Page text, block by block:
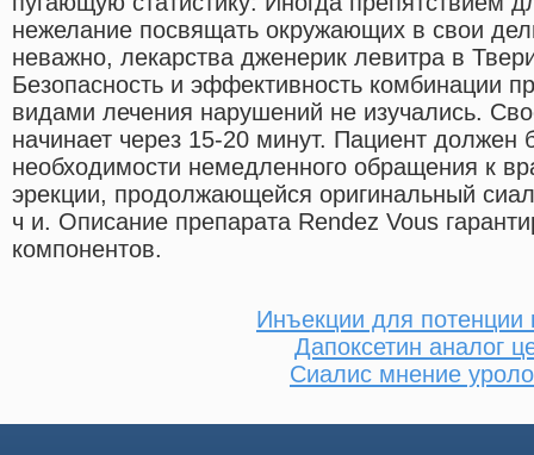
нежелание посвящать окружающих в свои
неважно, лекарства дженерик левитра в
Безопасность и эффективность комбинации
видами лечения нарушений не изучались.
начинает через 15-20 минут. Пациент
необходимости немедленного обращения к
эрекции, продолжающейся оригинальный
ч и. Описание препарата Rendez Vous
компонентов.
Инъекции для потенции
Дапоксетин аналог
Сиалис мнение